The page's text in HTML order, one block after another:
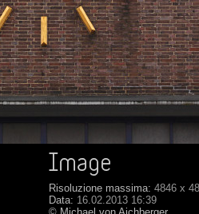
Risoluzione massima: 4846 x
Data: 16.02.2013 16:39